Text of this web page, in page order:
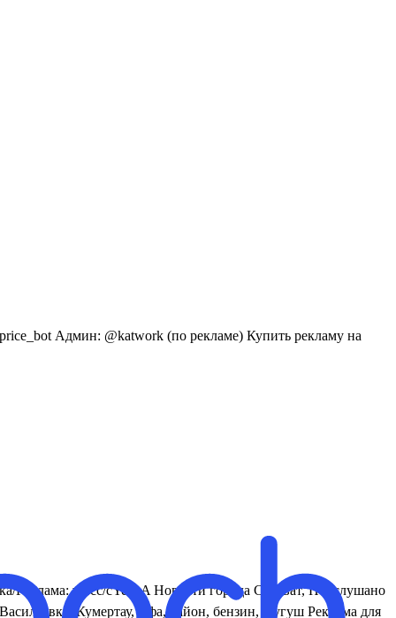
Админ: @katwork (по рекламе) Купить рекламу на
Реклама: vk.cc/cYeenA Новости города Салават, Подслушано
Кумертау, Уфа, район, бензин, Нугуш Реклама для